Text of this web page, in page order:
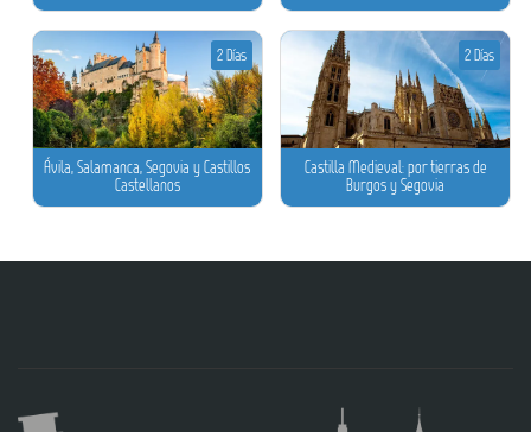
Ávila, Salamanca, Segovia y Castillos
Castellanos
2 Días
Castilla Medieval: por tierras de
Burgos y Segovia
2 Días